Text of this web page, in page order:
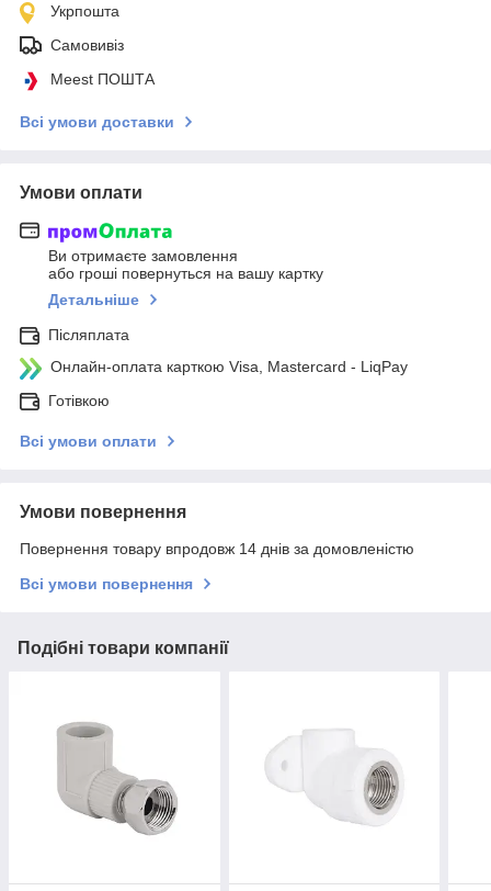
Укрпошта
Самовивіз
Meest ПОШТА
Всі умови доставки
Умови оплати
Ви отримаєте замовлення
або гроші повернуться на вашу картку
Детальніше
Післяплата
Онлайн-оплата карткою Visa, Mastercard - LiqPay
Готівкою
Всі умови оплати
Умови повернення
Повернення товару впродовж 14 днів за домовленістю
Всі умови повернення
Подібні товари компанії